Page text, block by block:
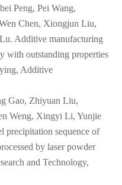
Peng, Pei Wang,
Chen, Xiongjun Liu,
Additive manufacturing
with outstanding properties
Additive
Gao, Zhiyuan Liu,
Weng, Xingyi Li, Yunjie
precipitation sequence of
by laser powder
and Technology,